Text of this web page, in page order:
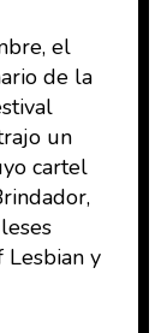
el
de la
un
cartel
Lesbian y